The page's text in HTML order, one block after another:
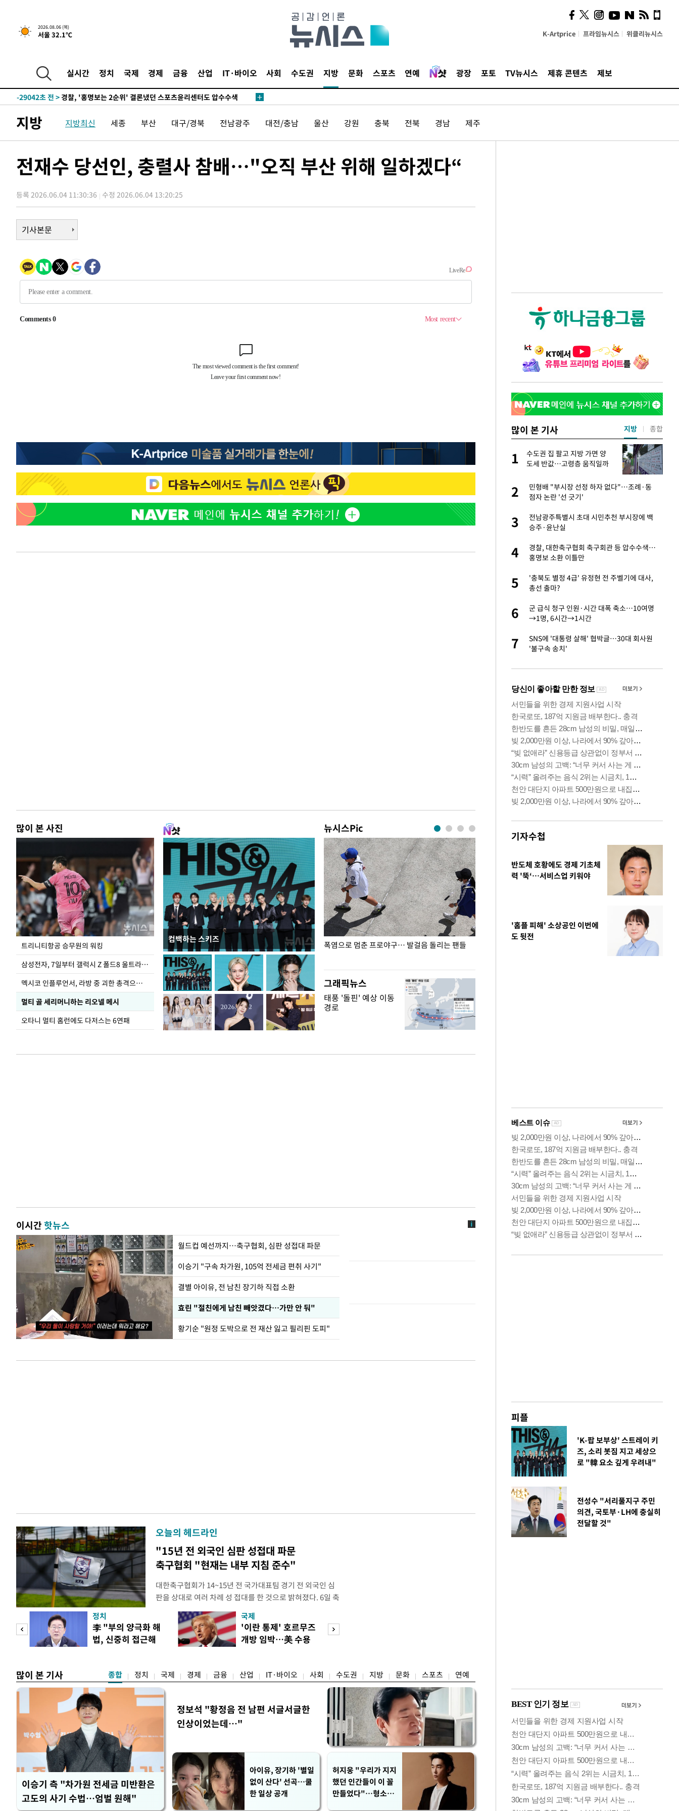
2026.08.06 (목)
서울 32.1℃ K-Artprice 프라임뉴시스 위클리뉴시스
실시간 정치 국제 경제 금융 산업 IT·바이오 사회 수도권 지방 문화 스포츠 연예 광장 포토 TV뉴시스 제휴 콘텐츠 제보
1시간 전 >내일까지 39도 '펄펄'…기상청 "태풍 지나며 폭염 잠시 꺾인다"
-31564초 전 >
[속보] 뉴욕증시, 혼조 출발…나스닥 0.3%↓, 다우 0.14%↑
-30357초 전 >
-29042초 전 >경찰, '홍명보는 2순위' 결론냈던 스포츠윤리센터도 압수수색
화"
-14386초 전 >
日방위성, 北이 동해로 쏜 발사체는 탄도미사일 가능성
-12816초 전 >[속보] SKT, 에이닷 서비스 장애 발생…"원인 파악 중"
-11618초 전 >'낮 최고 39도' 불볕더위…한밤 열대야도 계속[내일날씨]
[속보]7~9일 프로야구 3연전도 폭염 취소…11일 재개
-11239초 전 >"韓 외환시장 개입 관측 배경엔 美의 대한국 무역적자 있어"
-11066초 전 >'월드컵 탈락 후폭풍' 축구협회…초유의 압수수색에 '충격·당황'
-10906초 전 >
-10468초 전 >[속보]종합특검, 대검 추가 압수수색…내란 중요임무종사 혐의
-6493초 전 > [속보]코스피, 301.88포인트(4.58%) 내린 6296.38 마감
-6358초 전 >[속보]원·달러 환율, 0.7원 내린 1423.8원 마감
-3957초 전 >"여기 떨어졌다"…다누리, 스페이스X 로켓 달 충돌 흔적 포착
1시간 전 >내일까지 39도 '펄펄'…기상청 "태풍 지나며 폭염 잠시 꺾인다"
축구협회, 15년 전 심판 성 접대 파문에 "현재는 내부 지침 준수"
경찰, '홍명보는 2순위' 결론냈던 스포츠윤리센터도 압수수색
-11618초 전 >
'낮 최고 39도' 불볕더위…한밤 열대야도 계속[내일날씨]
-11577초 전 >[속보]7~9일 프로야구 3연전도 폭염 취소…11일 재개
-11239초 전 >
"韓 외환시장 개입 관측 배경엔 美의 대한국 무역적자 있어"
-11066초 전 > '월드컵 탈락 후폭풍' 축구협회…초유의 압수수색에 '충격·당황'
-10906초 전 >
-10468초 전 >
[속보]종합특검, 대검 추가 압수수색…내란 중요임무종사 혐의
지방 지방최신 세종 부산 대구/경북 전남광주 대전/충남 울산 강원 충북 전북 경남 제주
전재수 당선인, 충렬사 참배…"오직 부산 위해 일하겠다“
등록 2026.06.04 11:30:36 수정 2026.06.04 13:20:25
기사본문
많이 본 사진
트리니티항공 승무원의 워킹
삼성전자, 7일부터 갤럭시 Z 폴드8 울트라·폴드8·플립8 출시
멕시코 인플루언서, 라방 중 괴한 총격으로 사망
멀티 골 세리머니하는 리오넬 메시
오타니 멀티 홈런에도 다저스는 6연패
컴백하는 스키즈
뉴시스Pic
입추 하루 앞둔 전남광주… 열화상 카메라에 담긴
폭염
폭염으로 멈춘 프로야구… 발걸음 돌리는 팬들
이 대통령, '청년 대책 속도 높여야…폭염 문제도 입추 코앞인데
그래픽뉴스
태풍 '돌핀' 예상 이동
경로
이시간핫뉴스
월드컵 예선까지…축구협회, 심판 성접대 파문
이승기 "구속 차가원, 105억 전세금 편취 사기"
결별 아이유, 전 남친 장기하 직접 소환
효린 "절친에게 남친 빼앗겼다…가만 안 둬"
황기순 "원정 도박으로 전 재산 잃고 필리핀 도피"
오늘의 헤드라인
"15년 전 외국인 심판 성접대 파문
축구협회 "현재는 내부 지침 준수"
대한축구협회가 14~15년 전 국가대표팀 경기 전 외국인 심
판을 상대로 여러 차례 성 접대를 한 것으로 밝혀졌다. 6일 축
구계에 따르면 국회의 한 의원실은 축구협회가 2011~2012
년 국제심판 10여 명에게 성 접대한 사실을 확인했다. 당시
축구협회는 외국인 심판과 감독관 등 10여 명에게 한 번에
수십만원에서 많게는 100만원이 넘는 돈을 성
정치
李 "부의 양극화 해
법, 신중히 접근해
국제
'이란 통제' 호르무즈
개방 임박…美 수용
많이 본 기사 종합 정치 국제 경제 금융 산업 IT·바이오 사회 수도권 지방 문화 스포츠 연예
이승기 측 "차가원 전세금 미반환은
고도의 사기 수법…엄벌 원해"
정보석 "황정음 전 남편 서글서글한
인상이었는데…"
아이유, 장기하 '별일
없이 산다' 선곡…쿨
한 일상 공개
허지웅 "우리가 지지
했던 인간들이 이 꼴
만들었다"…형소법
많이 본 기사
이승기 측 "차가원 전세금 미
반환은 고도의 사기 수법…엄
벌 원해"
2
었는데…"
3
아이유, 장기하 '별일 없이 산다' 선곡…쿨한
일상 공개
4
1
수도권 집 팔고 지방 가면 양
도세 반값…고령층 움직일까
2
민형배 "부시장 선정 하자 없다"…조례·동
점자 논란 '선 긋기'
3
전남광주특별시 초대 시민추천 부시장에 백
승주·윤난실
4
경찰, 대한축구협회 축구회관 등 압수수색…
홍명보 소환 이틀만
5
'충북도 별정 4급' 유정현 전 주벨기에 대사,
총선 출마?
6
군 급식 청구 인원·시간 대폭 축소…10여명
→1명, 6시간→1시간
7
SNS에 '대통령 살해' 협박글…30대 회사원
'불구속 송치'
지방 종합
기자수첩
반도체 호황에도 경제 기초체
력 '뚝‘…서비스업 키워야
'홈플 피해' 소상공인 이번에
도 뒷전
피플
'K-팝 보부상' 스트레이 키
즈, 소리 봇짐 지고 세상으
로 "韓 요소 깊게 우려내"
전성수 "서리풀지구 주민
의견, 국토부·LH에 충실히
전달할 것"